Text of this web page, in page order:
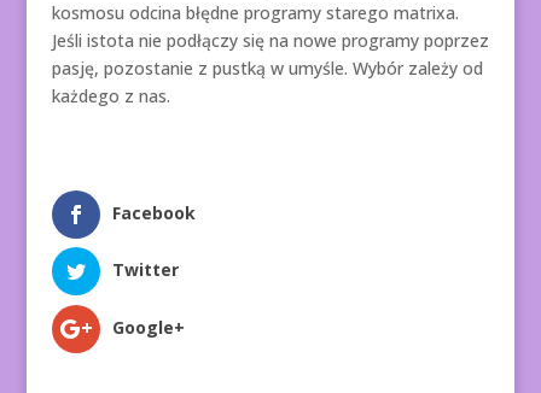
kosmosu odcina błędne programy starego matrixa.
Jeśli istota nie podłączy się na nowe programy poprzez
pasję, pozostanie z pustką w umyśle. Wybór zależy od
każdego z nas.
Facebook
Twitter
Google+